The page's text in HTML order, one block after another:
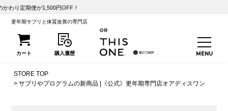
が1,500円OFF！
更年期サプリと体質改善の専門店
STORE TOP
サプリやプログラムの新商品 |《公式》更年期専門店オアディスワン